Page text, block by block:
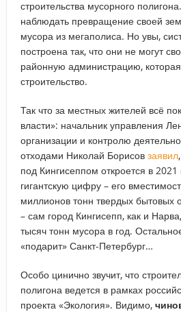
строительства мусорного
наблюдать превращение своей
мусора из мегаполиса. Но увы,
построена так, что они не могут
районную администрацию,
строительство.
Так что за местных жителей всё
власти»: начальник управления
организации и контролю
отходами Николай Борисов заявил
под Кингисеппом откроется в 2021
гигантскую цифру – его
миллионов тонн твердых бытовых
– сам город Кингисепп, как и
тысяч тонн мусора в год.
«подарит» Санкт-Петербург…
Особо цинично звучит, что
полигона ведется в рамках
проекта «Экология». Видимо,